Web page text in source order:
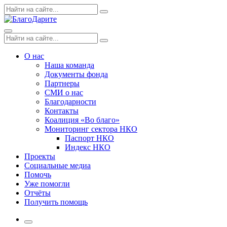
Skip
to
Поиск
по:
Search
Menu
Поиск
по:
Search
О нас
Наша команда
Документы фонда
Партнеры
СМИ о нас
Благодарности
Контакты
Коалиция «Во благо»
Мониторинг сектора НКО
Паспорт НКО
Индекс НКО
Проекты
Социальные медиа
Помочь
Уже помогли
Отчёты
Получить помощь
More